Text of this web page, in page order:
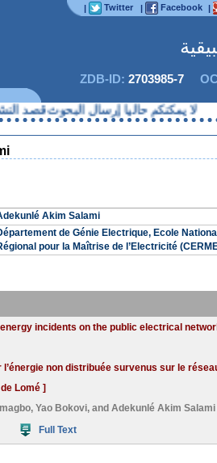
| Twitter | Facebook |
ZDB-ID: 2703985-7
لا يمكنكم حاليا إرسال البحوث قصد النشر
Akim Salami
de Génie Electrique, Ecole
pour la Maîtrise de l’Electricité
incidents on the public electrical
non distribuée survenus sur le
Lomé ]
, Yao Bokovi, and Adekunlé Akim Salami
Full Text